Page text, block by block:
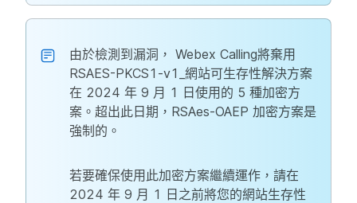
由於檢測到漏洞， Webex Calling將棄用
RSAES-PKCS1-v1_網站可生存性解決方案
在 2024 年 9 月 1 日使用的 5 種加密方
案。超出此日期，RSAes-OAEP 加密方案是
強制的。
若要確保使用此加密方案繼續運作，請在
2024 年 9 月 1 日之前將您的網站生存性